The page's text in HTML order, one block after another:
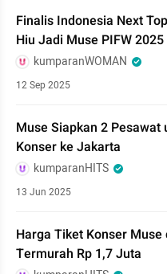
Finalis Indonesia Next
Hiu Jadi Muse PIFW 2025
kumparanWOMAN
12 Sep 2025
Muse Siapkan 2 Pesawat
Konser ke Jakarta
kumparanHITS
13 Jun 2025
Harga Tiket Konser
Termurah Rp 1,7 Juta